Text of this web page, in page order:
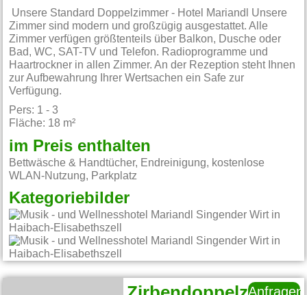
Unsere Standard Doppelzimmer - Hotel Mariandl Unsere
Zimmer sind modern und großzügig ausgestattet. Alle
Zimmer verfügen größtenteils über Balkon, Dusche oder
Bad, WC, SAT-TV und Telefon. Radioprogramme und
Haartrockner in allen Zimmer. An der Rezeption steht Ihnen
zur Aufbewahrung Ihrer Wertsachen ein Safe zur
Verfügung.
Pers: 1 - 3
Fläche: 18 m²
im Preis enthalten
Bettwäsche & Handtücher, Endreinigung, kostenlose
WLAN-Nutzung, Parkplatz
Kategoriebilder
Anfragen